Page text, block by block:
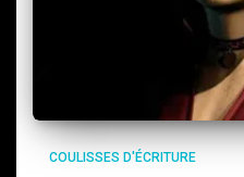
COULISSES D'ÉCRITURE